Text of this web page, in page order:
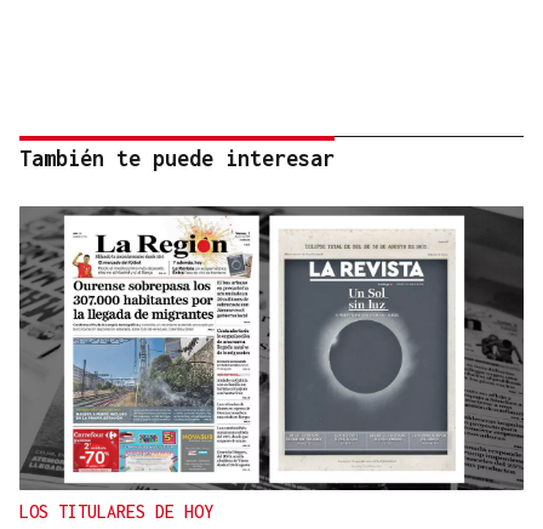
También te puede interesar
LOS TITULARES DE HOY